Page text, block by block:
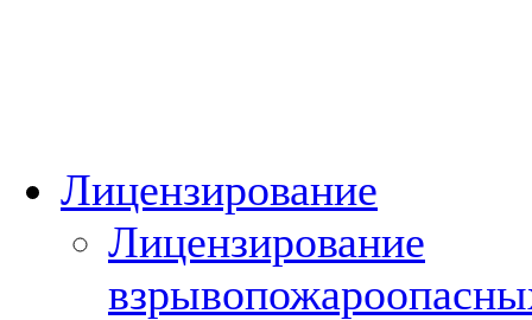
Лицензирование
Лицензирование